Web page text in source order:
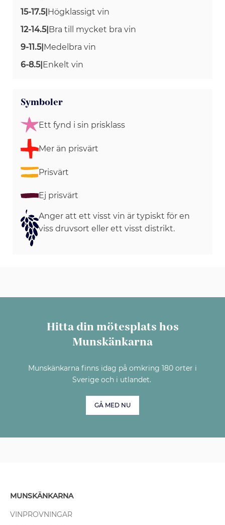
15-17.5|Högklassigt vin
12-14.5|Bra till mycket bra vin
9-11.5|Medelbra vin
6-8.5|Enkelt vin
Symboler
Ett fynd i sin prisklass
Mer än prisvärt
Prisvärt
Ej prisvärt
Anger att ett visst vin är typiskt för en
viss druvsort eller ett visst distrikt.
Hitta din mötesplats hos
Munskänkarna
Munskänkarna finns idag på omkring 180 orter i
Sverige och i utlandet.
GÅ MED NU
MUNSKÄNKARNA
VINPROVNINGAR